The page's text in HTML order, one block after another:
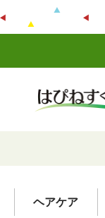
ヘアケア